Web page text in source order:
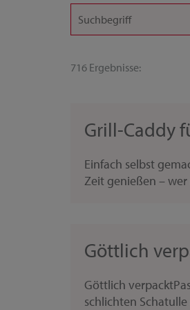
716 Ergebnisse:
Grill-Caddy
Einfach selbst
Zeit genießen –
Göttlich
Göttlich
schlichten